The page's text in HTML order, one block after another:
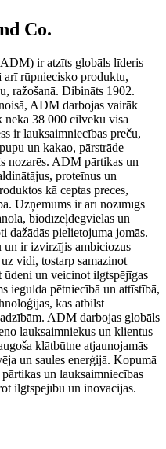
Co.
ir atzīts globāls līderis
arī rūpniecisko produktu,
ražošanā. Dibināts 1902.
ADM darbojas vairāk
nekā 38 000 cilvēku visā
ir lauksaimniecības preču,
un kakao, pārstrāde
nozarēs. ADM pārtikas un
proteīnus un
kā ceptas preces,
Uzņēmums ir arī nozīmīgs
biodīzeļdegvielas un
dažādās pielietojuma jomās.
un ir izvirzījis ambiciozus
vidi, tostarp samazinot
ūdeni un veicinot ilgtspējīgas
iegulda pētniecībā un attīstībā,
kas atbilst
ADM darbojas globāls
lauksaimniekus un klientus
klātbūtne atjaunojamās
un saules enerģijā. Kopumā
un lauksaimniecības
ilgtspējību un inovācijas.